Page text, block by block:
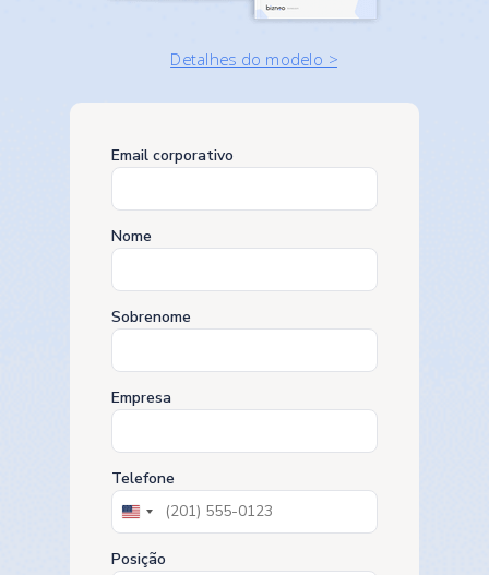
Detalhes do modelo >
Email corporativo
Nome
Sobrenome
Empresa
Telefone
United
States
+1
Posição